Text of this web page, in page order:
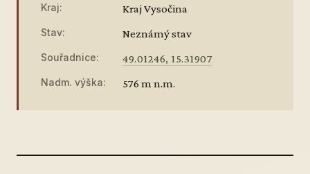
Kraj: Kraj Vysočina
Stav: Neznámý stav
Souřadnice: 49.01246, 15.31907
Nadm. výška: 576 m n.m.